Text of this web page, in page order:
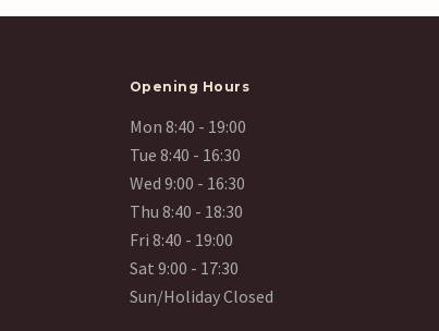
Opening Hours
Mon 8:40 - 19:00
Tue 8:40 - 16:30
Wed 9:00 - 16:30
Thu 8:40 - 18:30
Fri 8:40 - 19:00
Sat 9:00 - 17:30
Sun/Holiday Closed